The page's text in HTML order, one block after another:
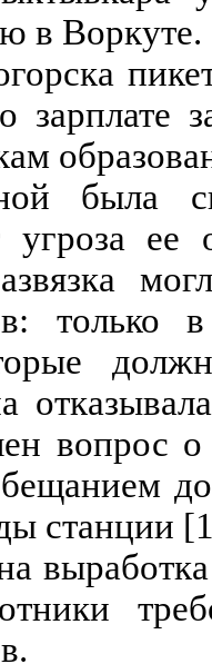
в Воркуте.
зарплате
была
угроза
вопрос
станции